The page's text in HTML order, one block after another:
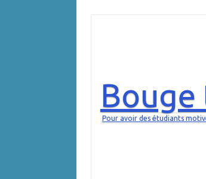
Bouge
Pour avoir des étudiants